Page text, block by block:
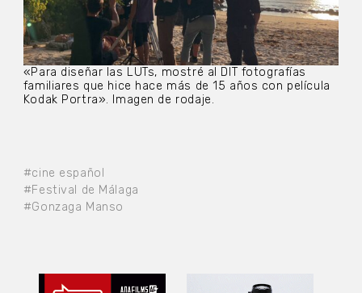
#cine español
#Festival de Málaga
#Gonzaga Manso
«Para diseñar las LUTs, mostré al DIT fotografías
familiares que hice hace más de 15 años con película
Kodak Portra». Imagen de rodaje.